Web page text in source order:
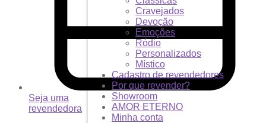
Seja uma
revendedora
Cravejados
Devoção
Emoções
Ródio
Personalizados
Místico
Cadastro de revendedores
Por que revender?
Showroom
AMOR ETERNO
Minha conta